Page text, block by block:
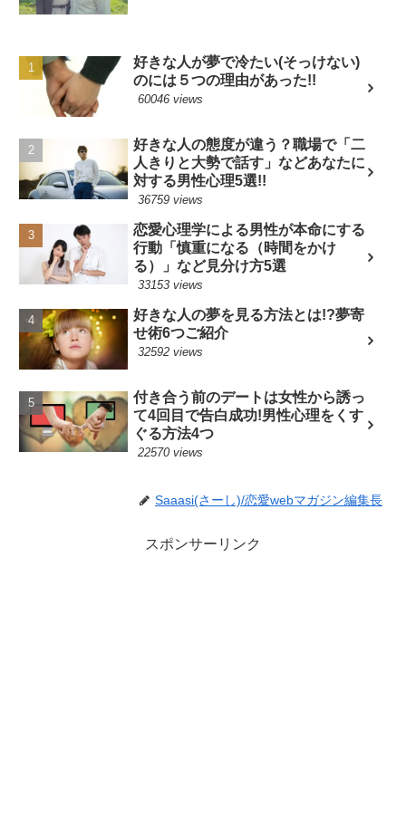
好きな人が夢で冷たい(そっけない)
のには５つの理由があった!!
60046 views
好きな人の態度が違う？職場で「二
人きりと大勢で話す」などあなたに
対する男性心理5選!!
36759 views
恋愛心理学による男性が本命にする
行動「慎重になる（時間をかけ
る）」など見分け方5選
33153 views
好きな人の夢を見る方法とは!?夢寄
せ術6つご紹介
32592 views
付き合う前のデートは女性から誘っ
て4回目で告白成功!男性心理をくす
ぐる方法4つ
22570 views
Saaasi(さーし)/恋愛webマガジン編集長
スポンサーリンク